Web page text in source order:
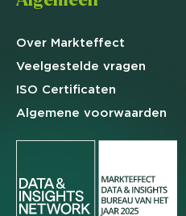
Over Markteffect
Veelgestelde vragen
ISO Certificaten
Algemene voorwaarden